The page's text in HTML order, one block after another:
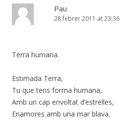
Pau
28 febrer 2011 at 23:36
Terra humana.
Estimada Terra,
Tu que tens forma humana,
Amb un cap envoltat d’estrelles,
Enamores amb una mar blava.